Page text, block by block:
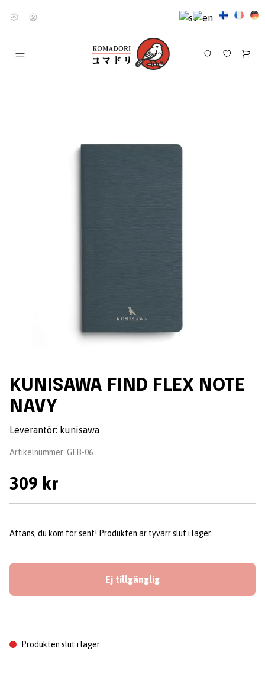
KUNISAWA FIND FLEX NOTE
NAVY
Leverantör: kunisawa
Artikelnummer: GFB-06
309 kr
Attans, du kom för sent! Produkten är tyvärr slut i lager.
Ej tillgänglig
Produkten slut i lager